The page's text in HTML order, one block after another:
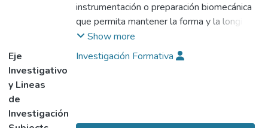
instrumentación o preparación biomecánica
que permita mantener la forma y la longitud
original de los conductos curvos, para
mejorar su instrumentación en las clínicas
del Colegio Odontológico Colombiano.
conductos radiculares. El estudio se realizó
Show more
Eje
Investigativo
y Lineas
de
Investigación
Investigación Formativa